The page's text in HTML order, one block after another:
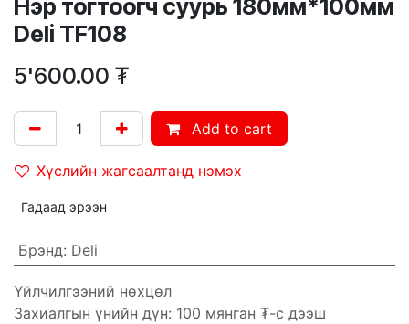
Нэр тогтоогч суурь 180мм*100мм
Deli TF108
5'600.00 ₮
Add to cart
Хүслийн жагсаалтанд нэмэх
Гадаад эрээн
Брэнд: Deli
Үйлчилгээний нөхцөл
Захиалгын үнийн дүн: 100 мянган ₮-с дээш